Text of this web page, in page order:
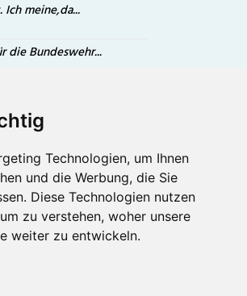
Technologien, um Ihnen
und die Werbung, die Sie
Diese Technologien nutzen
zu verstehen, woher unsere
weiter zu entwickeln.
meine,da...
die Bundeswehr...
Sie
Newsletter